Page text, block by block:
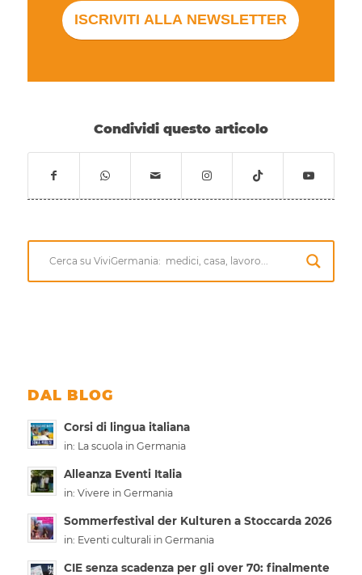
Condividi questo articolo
DAL BLOG
Corsi di lingua italiana
in: La scuola in Germania
Alleanza Eventi Italia
in: Vivere in Germania
Sommerfestival der Kulturen a Stoccarda 2026
in: Eventi culturali in Germania
CIE senza scadenza per gli over 70: finalmente